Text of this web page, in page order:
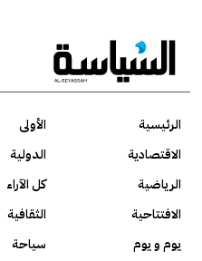
الرئيسية الأولى
الاقتصادية
الدولية
الرياضية
كل الآراء
الافتتاحية
الثقافية
يوم و يوم
سياحة